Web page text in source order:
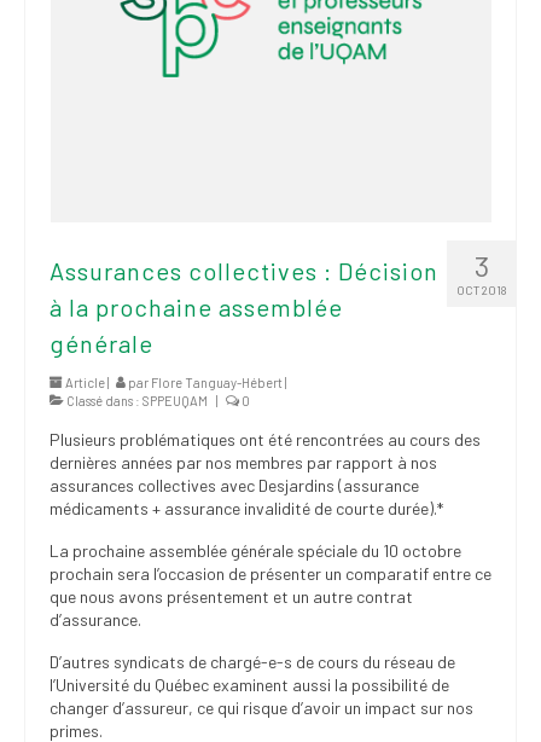
3
OCT 2018
Assurances collectives : Décision
à la prochaine assemblée
générale
Article | par Flore Tanguay-Hébert |
Classé dans : SPPEUQAM | 0
Plusieurs problématiques ont été rencontrées au cours des
dernières années par nos membres par rapport à nos
assurances collectives avec Desjardins (assurance
médicaments + assurance invalidité de courte durée).*
La prochaine assemblée générale spéciale du 10 octobre
prochain sera l’occasion de présenter un comparatif entre ce
que nous avons présentement et un autre contrat
d’assurance.
D’autres syndicats de chargé-e-s de cours du réseau de
l’Université du Québec examinent aussi la possibilité de
changer d’assureur, ce qui risque d’avoir un impact sur nos
primes.